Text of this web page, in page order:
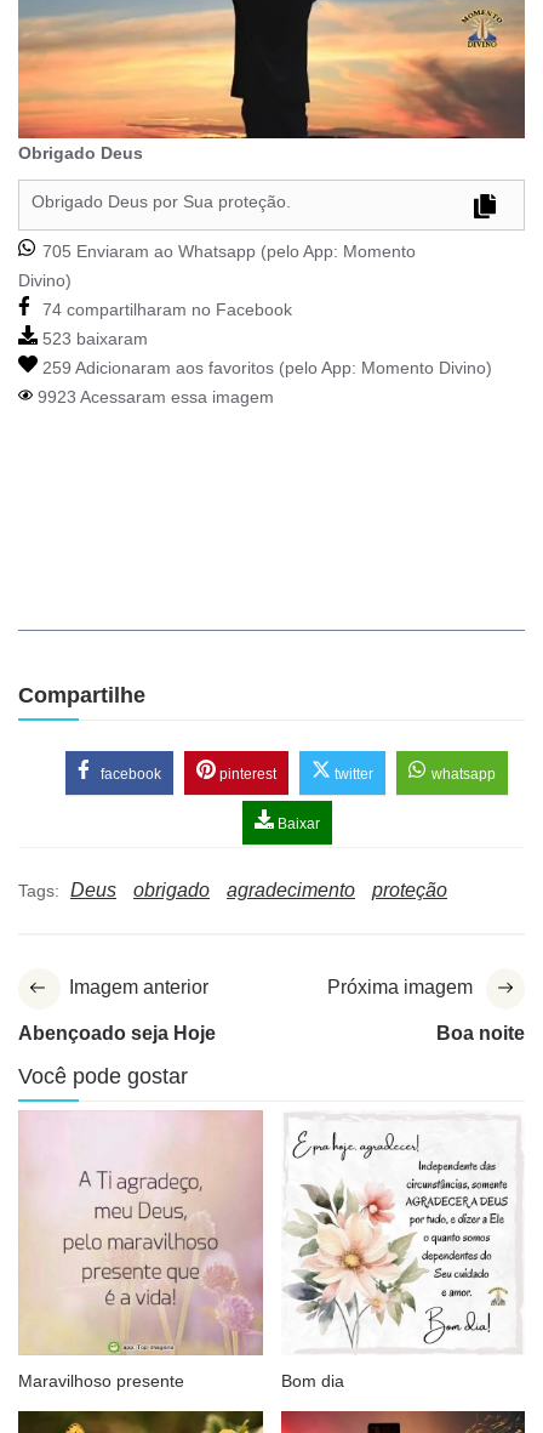
Obrigado Deus
Obrigado Deus por Sua proteção.
705 Enviaram ao Whatsapp (pelo App: Momento
Divino)
74 compartilharam no Facebook
523 baixaram
259 Adicionaram aos favoritos (pelo App: Momento Divino)
9923 Acessaram essa imagem
Compartilhe
facebook pinterest twitter whatsapp
Baixar
Tags: Deus obrigado agradecimento proteção
Imagem anterior
Abençoado seja Hoje
Próxima imagem
Boa noite
Você pode gostar
Maravilhoso presente Bom dia